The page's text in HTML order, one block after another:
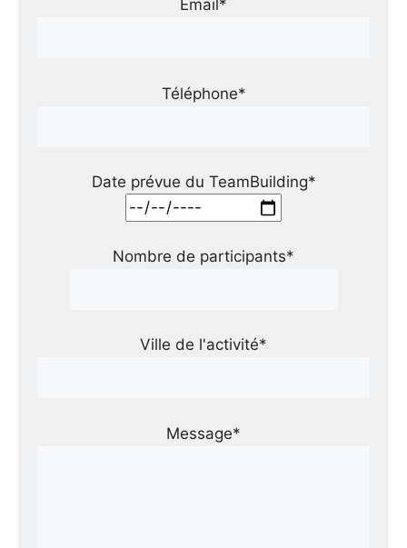
Email*
Téléphone*
Date prévue du TeamBuilding*
Nombre de participants*
Ville de l'activité*
Message*